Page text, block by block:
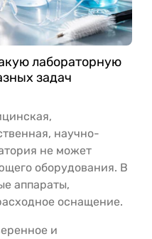
лабораторную
задач
научно-
не может
оборудования. В
аппараты,
оснащение.
и